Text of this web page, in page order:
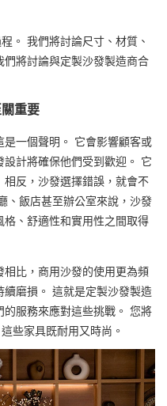
。 我們將討論尺寸、材質、
將討論與定製沙發製造商合
重要
一個聲明。 它會影響顧客或
計將確保他們受到歡迎。 它
反，沙發選擇錯誤，就會不
、飯店甚至辦公室來說，沙發
、舒適性和實用性之間取得
比，商用沙發的使用更為頻
磨損。 這就是定製沙發製造
服務來應對這些挑戰。 您將
些家具既耐用又時尚。